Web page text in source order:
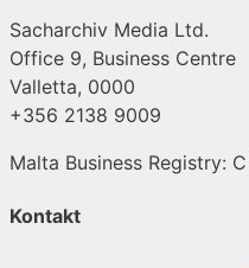
Sacharchiv Media Ltd.
Office 9, Business Centre
Valletta, 0000
+356 2138 9009
Malta Business Registry:
Kontakt